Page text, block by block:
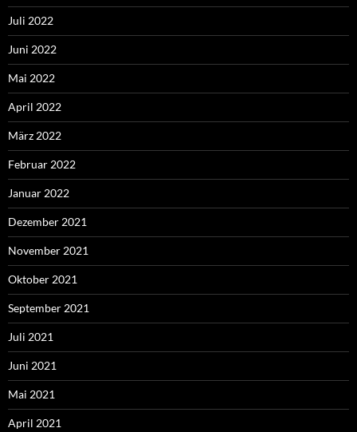
Juli 2022
Juni 2022
Mai 2022
April 2022
März 2022
Februar 2022
Januar 2022
Dezember 2021
November 2021
Oktober 2021
September 2021
Juli 2021
Juni 2021
Mai 2021
April 2021